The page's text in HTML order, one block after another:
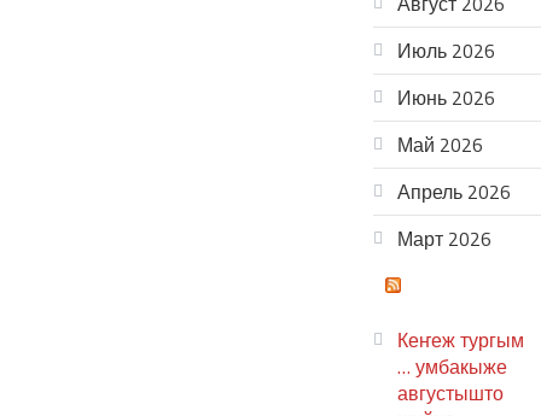
Июль 2026
Июнь 2026
Май 2026
Апрель 2026
Март 2026
Кеҥеж тургым
… умбакыже
августышто